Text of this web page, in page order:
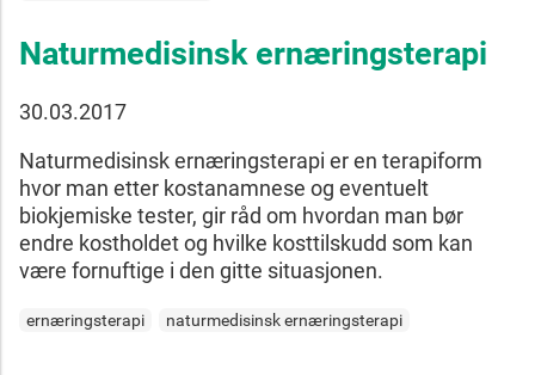
Naturmedisinsk ernæringsterapi
30.03.2017
Naturmedisinsk ernæringsterapi er en terapiform
hvor man etter kostanamnese og eventuelt
biokjemiske tester, gir råd om hvordan man bør
endre kostholdet og hvilke kosttilskudd som kan
være fornuftige i den gitte situasjonen.
ernæringsterapi naturmedisinsk ernæringsterapi